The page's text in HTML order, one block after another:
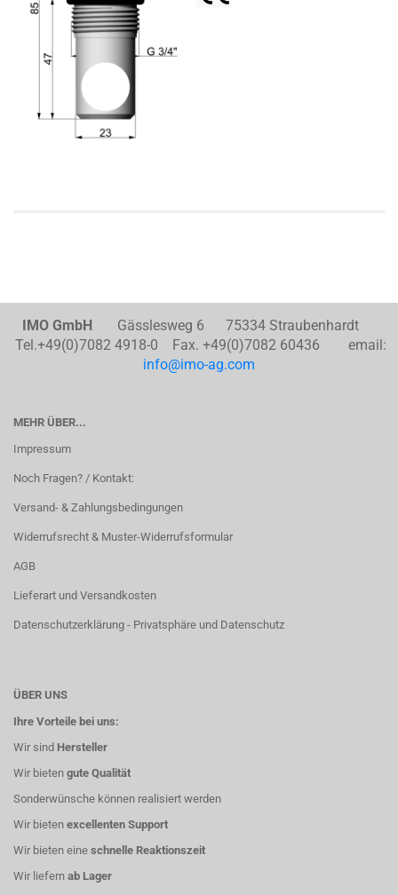
IMO GmbHGässlesweg 6 75334 Straubenhardt
Tel.+49(0)7082 4918-0 Fax. +49(0)7082 60436 email:
info@imo-ag.com
MEHR ÜBER...
Impressum
Noch Fragen? / Kontakt:
Versand- & Zahlungsbedingungen
Widerrufsrecht & Muster-Widerrufsformular
AGB
Lieferart und Versandkosten
Datenschutzerklärung - Privatsphäre und Datenschutz
ÜBER UNS
Ihre Vorteile bei uns:
Wir sind Hersteller
Wir bieten gute Qualität
Sonderwünsche können realisiert werden
Wir bieten excellenten Support
Wir bieten eine schnelle Reaktionszeit
Wir liefern ab Lager